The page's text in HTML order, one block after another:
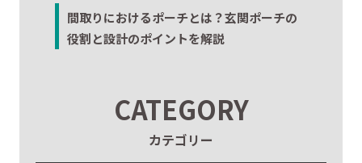
間取りにおけるポーチとは？玄関ポーチの
役割と設計のポイントを解説
CATEGORY
カテゴリー